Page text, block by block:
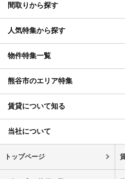
間取りから探す
人気特集から探す
物件特集一覧
熊谷市のエリア特集
賃貸について知る
当社について
トップページ